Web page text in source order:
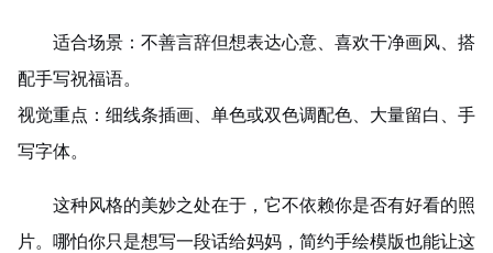
适合场景：不善言辞但想表达心意、喜欢干净画风、搭
配手写祝福语。
视觉重点：细线条插画、单色或双色调配色、大量留白、手
写字体。
这种风格的美妙之处在于，它不依赖你是否有好看的照
片。哪怕你只是想写一段话给妈妈，简约手绘模版也能让这